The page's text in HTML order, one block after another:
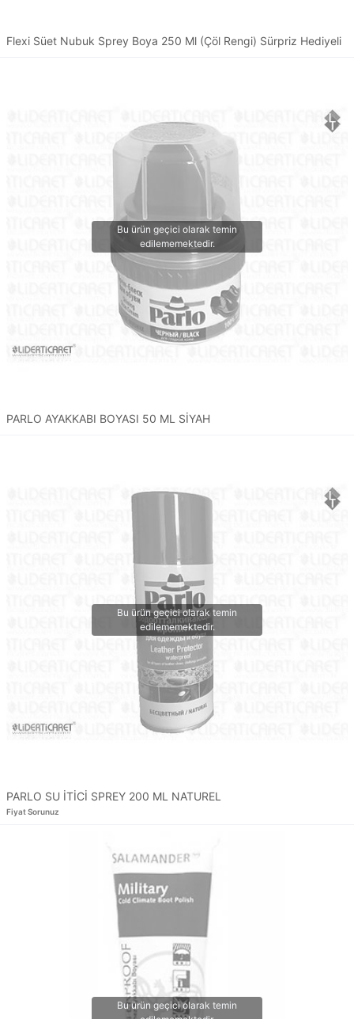
Flexi Süet Nubuk Sprey Boya 250 Ml (Çöl Rengi) Sürpriz Hediyeli
PARLO AYAKKABI BOYASI 50 ML SİYAH
PARLO SU İTİCİ SPREY 200 ML NATUREL
Fiyat Sorunuz